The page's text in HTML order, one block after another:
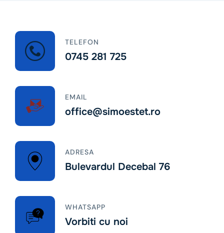
TELEFON
0745 281 725
EMAIL
office@simoestet.ro
ADRESA
Bulevardul Decebal 76
WHATSAPP
Vorbiti cu noi